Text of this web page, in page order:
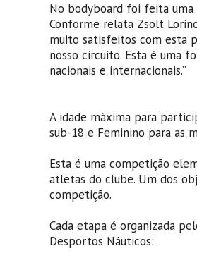
No bodyboard foi feita uma
Conforme relata Zsolt
muito satisfeitos com esta
nosso circuito. Esta é uma
nacionais e internacionais.”
A idade máxima para
sub-18 e Feminino para as
Esta é uma competição
atletas do clube. Um dos
competição.
Cada etapa é organizada
Desportos Náuticos: